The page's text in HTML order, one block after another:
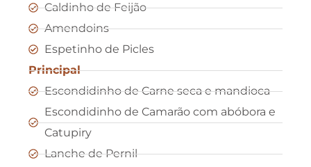
Caldinho de Feijão
Amendoins
Espetinho de Picles
Principal
Escondidinho de Carne seca e mandioca
Escondidinho de Camarão com abóbora e
Catupiry
Lanche de Pernil